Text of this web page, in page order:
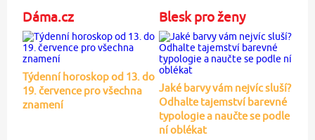
Dáma.cz
Týdenní horoskop od 13. do
19. července pro všechna
znamení
Blesk pro ženy
Jaké barvy vám nejvíc sluší?
Odhalte tajemství barevné
typologie a naučte se podle
ní oblékat